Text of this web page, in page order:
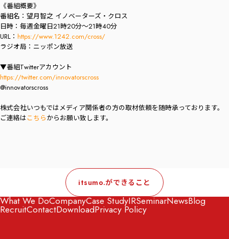
《番組概要》
番組名：望月智之 イノベーターズ・クロス
日時：毎週金曜日21時20分〜21時40分
URL： https://www.1242.com/cross/
ラジオ局：ニッポン放送
▼番組Twitterアカウント
https://twitter.com/innovatorscross
@innovatorscross
株式会社いつもではメディア関係者の方の取材依頼を随時承っております。
ご連絡はこちらからお願い致します。
itsumo.ができること
What We DoCompanyCase StudyIRSeminarNewsBlog
RecruitContactDownloadPrivacy Policy